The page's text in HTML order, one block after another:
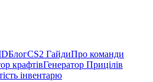
БлогCS2 ГайдиПро команди
крафтівГенератор Прицілів
інвентарю